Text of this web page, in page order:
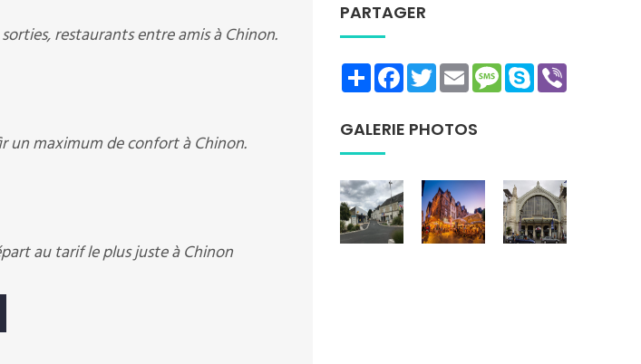
sorties, restaurants entre amis à Chinon.
un maximum de confort à Chinon.
au tarif le plus juste à Chinon
PARTAGER
ShareFacebookTwitterEmailMessage
Skype
GALERIE PHOTOS